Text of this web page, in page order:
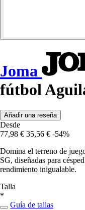
Joma
fútbol
Añadir una reseña
Desde
77,98 € 35,56 € -54%
Domina el terreno de
SG, diseñadas para
rendimiento inigualable.
Talla
*
Guía de tallas